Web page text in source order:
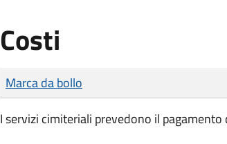
Costi
Tipo di pagamento
Importo
Marca da bollo
I servizi cimiteriali prevedono il